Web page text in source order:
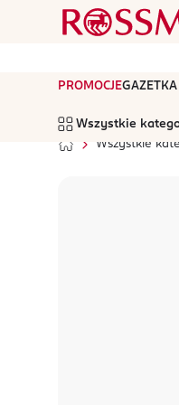
PROMOCJEGAZETKA
Wszystkie
Wszystkie